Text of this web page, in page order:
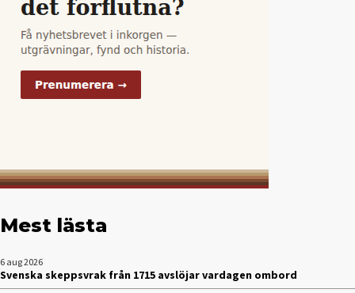
Mest lästa
6 aug 2026
Svenska skeppsvrak från 1715 avslöjar vardagen ombord